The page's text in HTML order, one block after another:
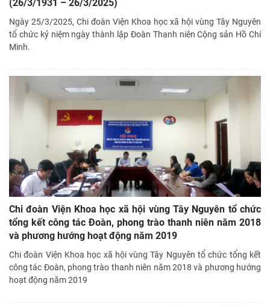
(26/3/1931 – 26/3/2025)
Ngày 25/3/2025, Chi đoàn Viện Khoa học xã hội vùng Tây Nguyên
tổ chức kỷ niệm ngày thành lập Đoàn Thanh niên Cộng sản Hồ Chí
Minh.
Chi đoàn Viện Khoa học xã hội vùng Tây Nguyên tổ chức
tổng kết công tác Đoàn, phong trào thanh niên năm 2018
và phương hướng hoạt động năm 2019
Chi đoàn Viện Khoa học xã hội vùng Tây Nguyên tổ chức tổng kết
công tác Đoàn, phong trào thanh niên năm 2018 và phương hướng
hoạt động năm 2019